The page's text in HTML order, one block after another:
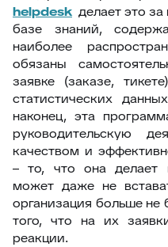
helpdesk делает это
базе знаний,
наиболее
обязаны
заявке (заказе,
статистических
наконец, эта
руководительскую
качеством и
– то, что она делает
может даже не
организация больше не
того, что на их
реакции.